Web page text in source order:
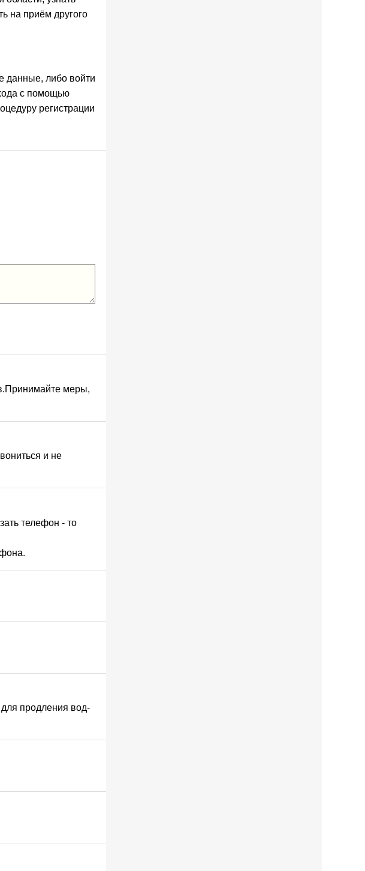
на приём другого
данные, либо войти
с помощью
регистрации
меры,
и не
телефон - то
для продления вод-